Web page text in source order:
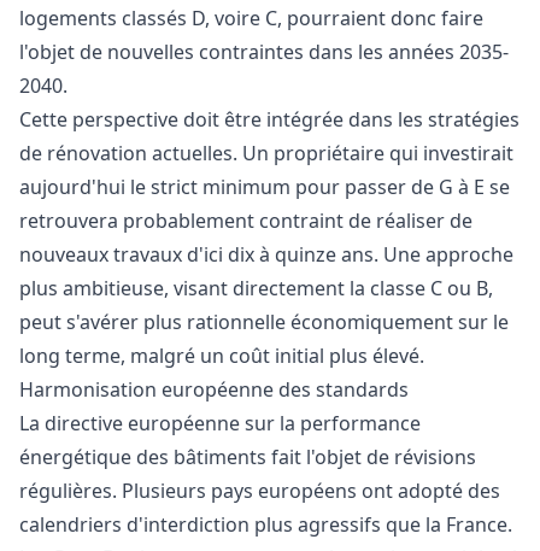
logements classés D, voire C, pourraient donc faire
l'objet de nouvelles contraintes dans les années 2035-
2040.
Cette perspective doit être intégrée dans les stratégies
de rénovation actuelles. Un propriétaire qui investirait
aujourd'hui le strict minimum pour passer de G à E se
retrouvera probablement contraint de réaliser de
nouveaux travaux d'ici dix à quinze ans. Une approche
plus ambitieuse, visant directement la classe C ou B,
peut s'avérer plus rationnelle économiquement sur le
long terme, malgré un coût initial plus élevé.
Harmonisation européenne des standards
La directive européenne sur la performance
énergétique des bâtiments fait l'objet de révisions
régulières. Plusieurs pays européens ont adopté des
calendriers d'interdiction plus agressifs que la France.